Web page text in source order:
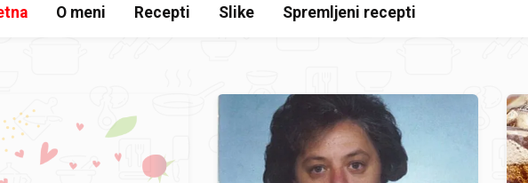
O meni Recepti Slike Spremljeni recepti